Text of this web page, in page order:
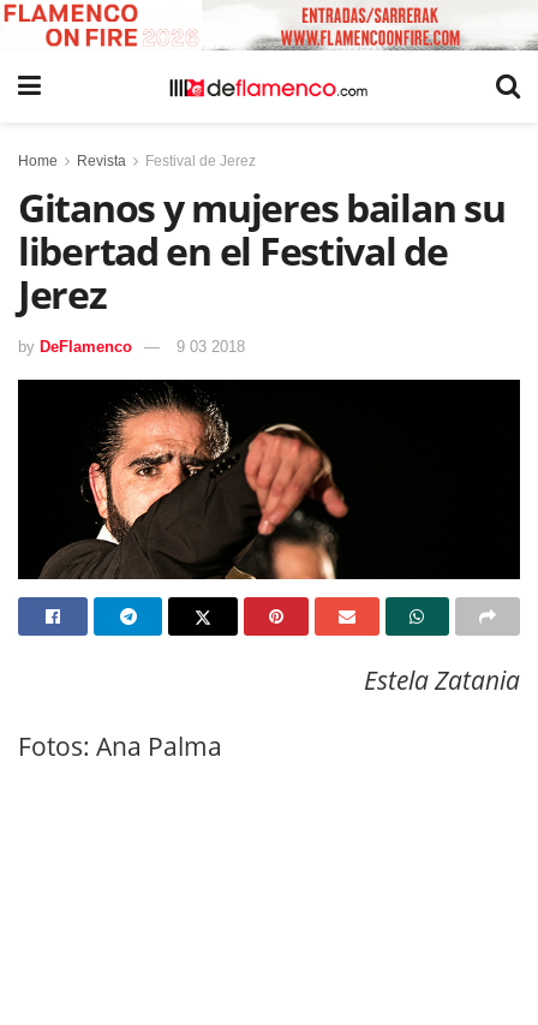
Home Revista Festival de Jerez
Gitanos y mujeres bailan su
libertad en el Festival de
Jerez
by DeFlamenco 9 03 2018
Estela Zatania
Fotos: Ana Palma